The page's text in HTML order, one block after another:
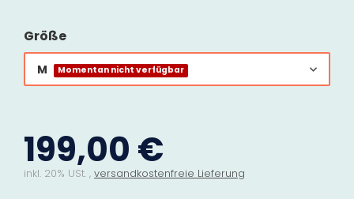
Größe
M Momentan nicht verfügbar
199,00 €
inkl. 20% USt. , versandkostenfreie Lieferung